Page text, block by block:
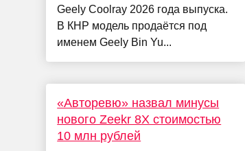
Geely Coolray 2026 года выпуска.
В КНР модель продаётся под
именем Geely Bin Yu...
«Авторевю» назвал минусы
нового Zeekr 8X стоимостью
10 млн рублей